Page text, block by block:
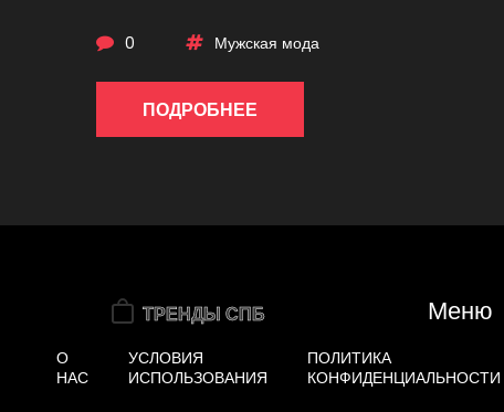
0 Мужская мода
ПОДРОБНЕЕ
Меню
О
НАС
УСЛОВИЯ
ИСПОЛЬЗОВАНИЯ
ПОЛИТИКА
КОНФИДЕНЦИАЛЬНОСТИ